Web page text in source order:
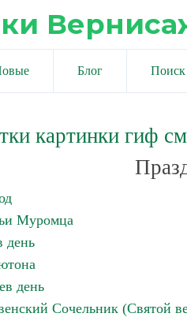
Блог Поиск
картинки гиф
Муромца
день
день
Сочельник (Святой